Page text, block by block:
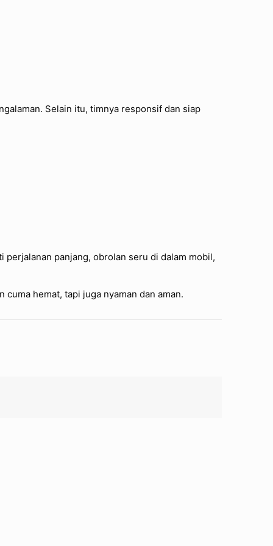
Selain itu, timnya responsif dan siap
perjalanan panjang, obrolan seru di dalam mobil,
hemat, tapi juga nyaman dan aman.